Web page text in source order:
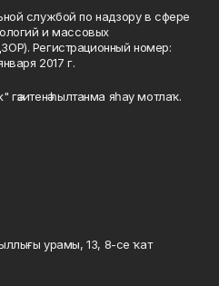
службой по надзору в сфере
и массовых
Регистрационный номер:
2017 г.
гәзитенә һылтанма яһау мотлаҡ.
урамы, 13, 8-се ҡат